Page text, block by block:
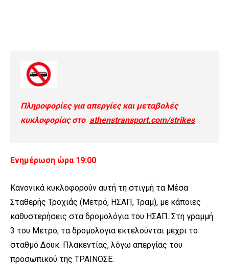
Πληροφορίες για απεργίες και μεταβολές
κυκλοφορίας στο athenstransport.com/strikes
Ενημέρωση ώρα 19:00
Κανονικά κυκλοφορούν αυτή τη στιγμή τα Μέσα
Σταθερής Τροχιάς (Μετρό, ΗΣΑΠ, Τραμ), με κάποιες
καθυστερήσεις στα δρομολόγια του ΗΣΑΠ. Στη γραμμή
3 του Μετρό, τα δρομολόγια εκτελούνται μέχρι το
σταθμό Δουκ. Πλακεντίας, λόγω απεργίας του
προσωπικού της ΤΡΑΙΝΟΣΕ.